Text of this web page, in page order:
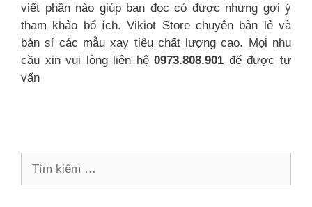
viết phần nào giúp bạn đọc có được nhưng gợi ý
tham khảo bổ ích. Vikiot Store chuyên bản lẻ và
bán sỉ các mẫu xay tiêu chất lượng cao. Mọi nhu
cầu xin vui lòng liên hệ0973.808.901 để được tư
vấn
Tìm